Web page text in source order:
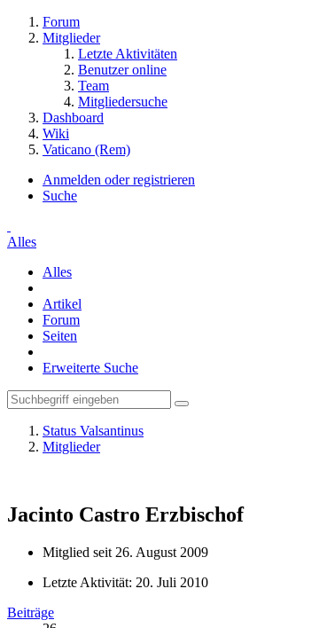
Forum
Mitglieder
Letzte Aktivitäten
Benutzer online
Team
Mitgliedersuche
Dashboard
Wiki
Vaticano (Rem)
Anmelden oder registrieren
Suche
Alles
Alles
Artikel
Forum
Seiten
Erweiterte Suche
Status Valsantinus
Mitglieder
Jacinto Castro Erzbischof
Mitglied seit 26. August 2009
Letzte Aktivität: 20. Juli 2010
Beiträge